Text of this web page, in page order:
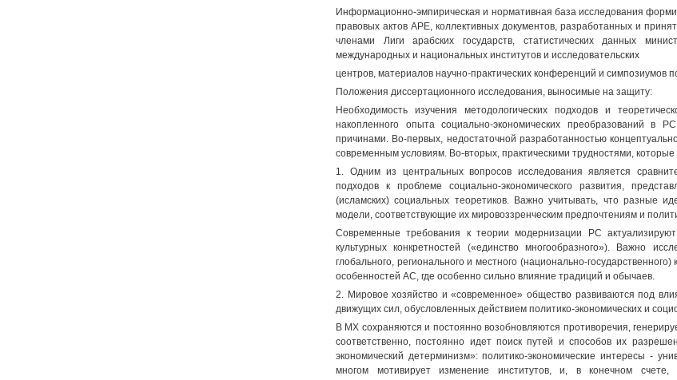
Информационно-эмпирическая и нормативная база исследования
правовых актов АРЕ, коллективных документов, разработанных и
членами Лиги арабских государств, статистических данных
международных и национальных институтов и исследовательских
центров, материалов научно-практических конференций и симпозиумов
Положения диссертационного исследования, выносимые на защиту:
Необходимость изучения методологических подходов и
накопленного опыта социально-экономических преобразований
причинами. Во-первых, недостаточной разработанностью
современным условиям. Во-вторых, практическими трудностями,
1. Одним из центральных вопросов исследования является
подходов к проблеме социально-экономического развития,
(исламских) социальных теоретиков. Важно учитывать, что разные
модели, соответствующие их мировоззренческим предпочтениям и
Современные требования к теории модернизации РС
культурных конкретностей («единство многообразного»). Важно
глобального, регионального и местного (национально-
особенностей АС, где особенно сильно влияние традиций и обычаев.
2. Мировое хозяйство и «современное» общество развиваются под
движущих сил, обусловленных действием политико-экономических и
В МХ сохраняются и постоянно возобновляются противоречия,
соответственно, постоянно идет поиск путей и способов их
экономический детерминизм»: политико-экономические интересы -
многом мотивирует изменение институтов, и, в конечном